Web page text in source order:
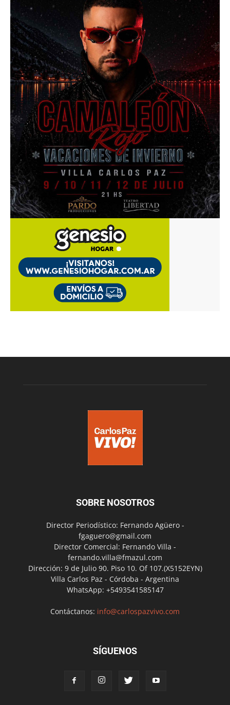
SOBRE NOSOTROS
Director Periodístico: Fernando Agüero -
fgaguero@gmail.com
Director Comercial: Fernando Villa -
fernando.villa@fmazul.com
Dirección: 9 de Julio 90. Piso 10. Of 107.(X5152EYN)
Villa Carlos Paz - Córdoba - Argentina
WhatsApp: +5493541585147
Contáctanos: info@carlospazvivo.com
SÍGUENOS